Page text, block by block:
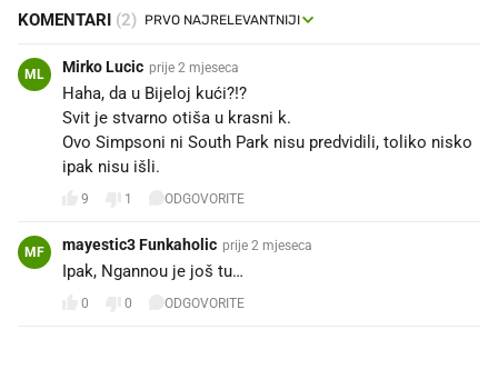
KOMENTARI (2)
ML Mirko Lucic prije 2 mjeseca
Haha, da u Bijeloj kući?!? 🤦
Svit je stvarno otiša u krasni k.
Ovo Simpsoni ni South Park nisu predvidili, toliko nisko
ipak nisu išli. 🤣🤣
9 1 ODGOVORITE
MF mayestic3 Funkaholic prije 2 mjeseca
Ipak, Ngannou je još tu…
0 0 ODGOVORITE